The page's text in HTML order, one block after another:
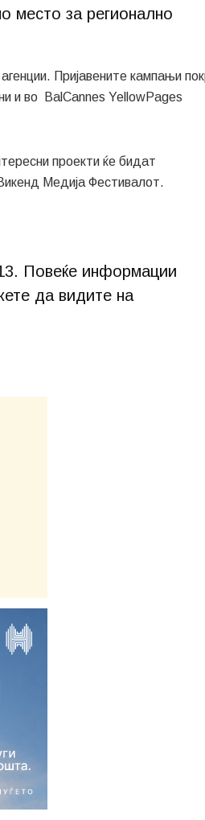
место за регионално
Пријавените кампањи
и во BalCannes YellowPages
проекти ќе бидат
Медиjа Фестивалот.
Повеќе информации
да видите на